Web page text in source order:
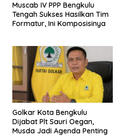
Muscab IV PPP Bengkulu
Tengah Sukses Hasilkan Tim
Formatur, Ini Komposisinya
Golkar Kota Bengkulu
Dijabat Plt Sauri Oegan,
Musda Jadi Agenda Penting